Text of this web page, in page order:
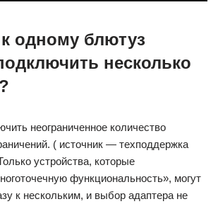
одному блютуз
несколько
неограниченное количество
( источник — техподдержка
устройства, которые
функциональность», могут
к нескольким, и выбор адаптера не